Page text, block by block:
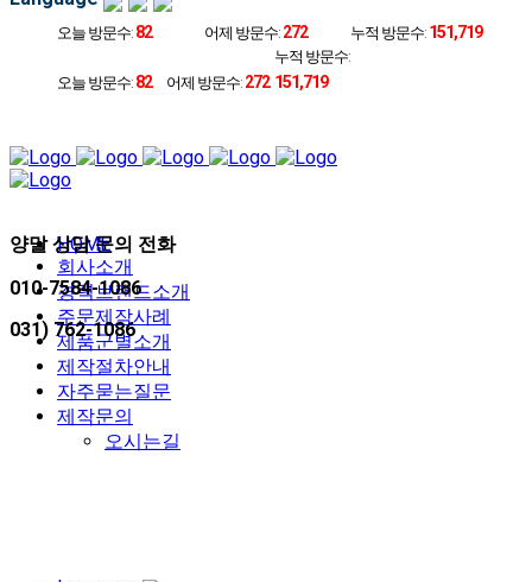
오늘 방문수: 82 어제 방문수: 272 누적 방문수: 151,719
오늘 방문수: 82 어제 방문수: 272
누적 방문수:
151,719
양말 상담 문의 전화
010-7584-1086
031) 762-1086
HOME
회사소개
경력브랜드소개
주문제작사례
제품군별소개
제작절차안내
자주묻는질문
제작문의
오시는길